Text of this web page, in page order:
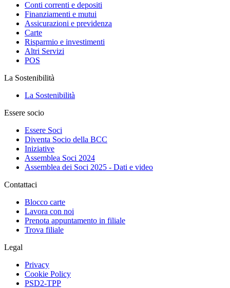
Conti correnti e depositi
Finanziamenti e mutui
Assicurazioni e previdenza
Carte
Risparmio e investimenti
Altri Servizi
POS
La Sostenibilità
La Sostenibilità
Essere socio
Essere Soci
Diventa Socio della BCC
Iniziative
Assemblea Soci 2024
Assemblea dei Soci 2025 - Dati e video
Contattaci
Blocco carte
Lavora con noi
Prenota appuntamento in filiale
Trova filiale
Legal
Privacy
Cookie Policy
PSD2-TPP